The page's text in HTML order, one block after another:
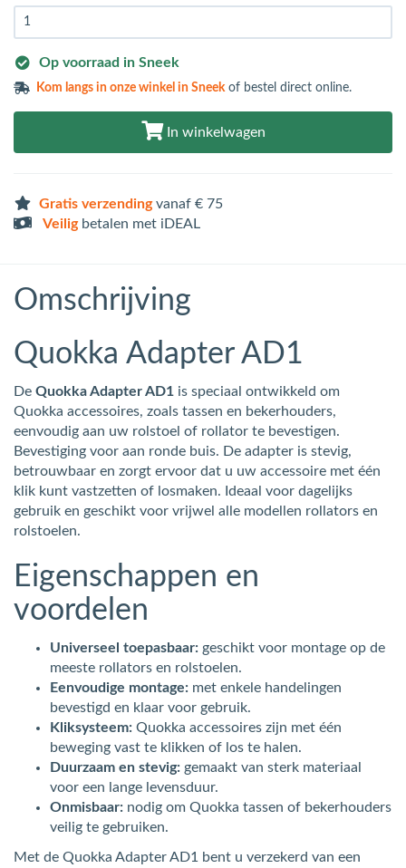
Op voorraad in Sneek
Kom langs inonze winkel in Sneek of bestel direct online.
In winkelwagen
Gratis verzendingvanaf € 75
Veiligbetalen met iDEAL
Omschrijving
Quokka Adapter AD1
De Quokka Adapter AD1 is speciaal ontwikkeld om
Quokka accessoires, zoals tassen en bekerhouders,
eenvoudig aan uw rolstoel of rollator te bevestigen.
Bevestiging voor aan ronde buis. De adapter is stevig,
betrouwbaar en zorgt ervoor dat u uw accessoire met één
klik kunt vastzetten of losmaken. Ideaal voor dagelijks
gebruik en geschikt voor vrijwel alle modellen rollators en
rolstoelen.
Eigenschappen en
voordelen
Universeel toepasbaar: geschikt voor montage op de
meeste rollators en rolstoelen.
Eenvoudige montage: met enkele handelingen
bevestigd en klaar voor gebruik.
Kliksysteem: Quokka accessoires zijn met één
beweging vast te klikken of los te halen.
Duurzaam en stevig: gemaakt van sterk materiaal
voor een lange levensduur.
Onmisbaar: nodig om Quokka tassen of bekerhouders
veilig te gebruiken.
Met de Quokka Adapter AD1 bent u verzekerd van een